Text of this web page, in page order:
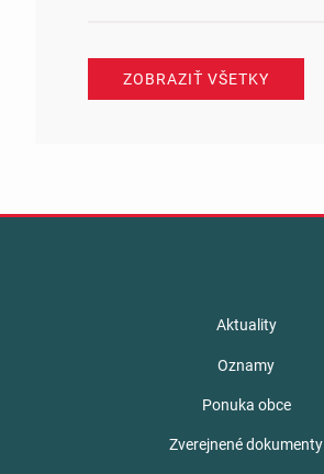
ZOBRAZIŤ VŠETKY
Aktuality
Oznamy
Ponuka obce
Zverejnené dokumenty